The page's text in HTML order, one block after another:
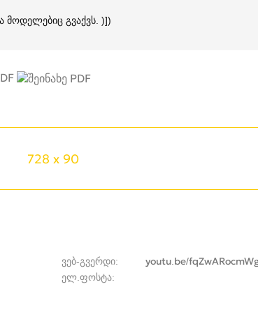
მოდელებიც გვაქვს. )])
728 x 90
ვებ-გვერდი
youtu.be/
ელ.ფოსტა